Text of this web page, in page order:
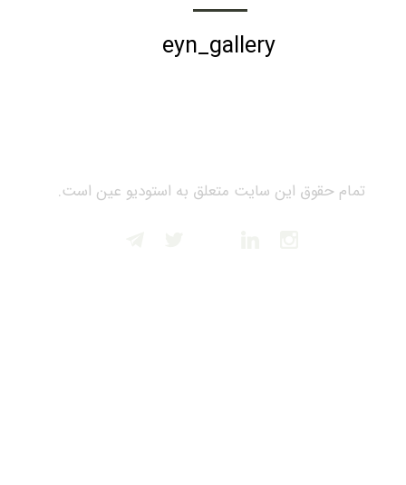
تمام حقوق این سایت متعلق به استودیو عین است.
eyn_gallery